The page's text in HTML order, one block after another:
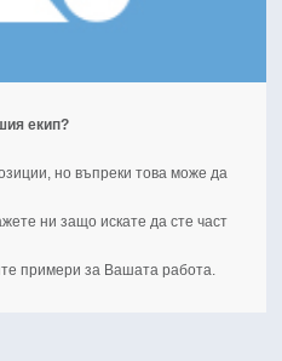
екип?
но въпреки това може да
ни защо искате да сте част
примери за Вашата работа.